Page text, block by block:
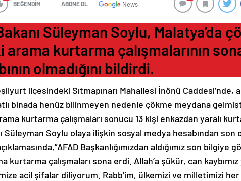
BEĞENDİM ABONE OL News
Süleyman Soylu, Malatya’da
arama kurtarma çalışmalarının
olmadığını bildirdi.
ilçesindeki Sıtmapınarı Mahallesi İnönü Caddesi’nde,
binada henüz bilinmeyen nedenle çökme meydana
kurtarma çalışmaları sonucu 13 kişi enkazdan yaralı
Süleyman Soylu olaya ilişkin sosyal medya hesabından son
Başkanlığımızdan aldığımız son bilgiye
kurtarma çalışmaları sona erdi. Allah’a şükür, can
acil şifalar diliyorum. Rabb’im, ülkemizi ve milletimizi